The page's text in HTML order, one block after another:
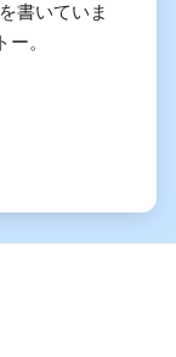
書いていま
。